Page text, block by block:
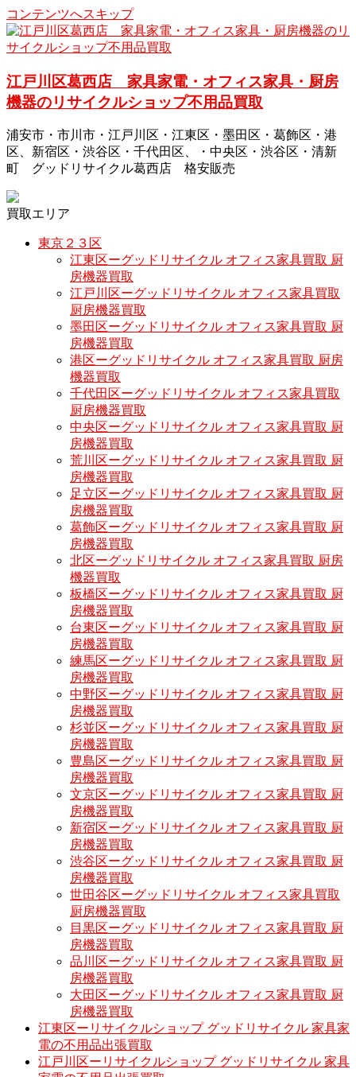
コンテンツへスキップ
江戸川区葛西店 家具家電・オフィス家具・厨房
機器のリサイクルショップ不用品買取
浦安市・市川市・江戸川区・江東区・墨田区・葛飾区・港
区、新宿区・渋谷区・千代田区、・中央区・渋谷区・清新
町 グッドリサイクル葛西店 格安販売
買取エリア
東京２３区
江東区ーグッドリサイクル オフィス家具買取 厨
房機器買取
江戸川区ーグッドリサイクル オフィス家具買取
厨房機器買取
墨田区ーグッドリサイクル オフィス家具買取 厨
房機器買取
港区ーグッドリサイクル オフィス家具買取 厨房
機器買取
千代田区ーグッドリサイクル オフィス家具買取
厨房機器買取
中央区ーグッドリサイクル オフィス家具買取 厨
房機器買取
荒川区ーグッドリサイクル オフィス家具買取 厨
房機器買取
足立区ーグッドリサイクル オフィス家具買取 厨
房機器買取
葛飾区ーグッドリサイクル オフィス家具買取 厨
房機器買取
北区ーグッドリサイクル オフィス家具買取 厨房
機器買取
板橋区ーグッドリサイクル オフィス家具買取 厨
房機器買取
台東区ーグッドリサイクル オフィス家具買取 厨
房機器買取
練馬区ーグッドリサイクル オフィス家具買取 厨
房機器買取
中野区ーグッドリサイクル オフィス家具買取 厨
房機器買取
杉並区ーグッドリサイクル オフィス家具買取 厨
房機器買取
豊島区ーグッドリサイクル オフィス家具買取 厨
房機器買取
文京区ーグッドリサイクル オフィス家具買取 厨
房機器買取
新宿区ーグッドリサイクル オフィス家具買取 厨
房機器買取
渋谷区ーグッドリサイクル オフィス家具買取 厨
房機器買取
世田谷区ーグッドリサイクル オフィス家具買取
厨房機器買取
目黒区ーグッドリサイクル オフィス家具買取 厨
房機器買取
品川区ーグッドリサイクル オフィス家具買取 厨
房機器買取
大田区ーグッドリサイクル オフィス家具買取 厨
房機器買取
江東区ーリサイクルショップ グッドリサイクル 家具家
電の不用品出張買取
江戸川区ーリサイクルショップ グッドリサイクル 家具